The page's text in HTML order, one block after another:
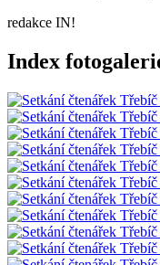
redakce IN!
Index